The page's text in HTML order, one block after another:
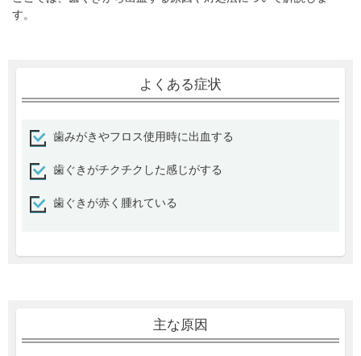
す。
よくある症状
歯みがきやフロス使用時に出血する
歯ぐきがチクチクした感じがする
歯ぐきが赤く腫れている
主な原因